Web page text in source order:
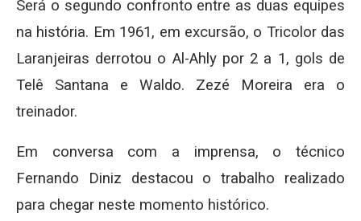
Será o segundo confronto entre as duas equipes
na história. Em 1961, em excursão, o Tricolor das
Laranjeiras derrotou o Al-Ahly por 2 a 1, gols de
Telê Santana e Waldo. Zezé Moreira era o
treinador.
Em conversa com a imprensa, o técnico
Fernando Diniz destacou o trabalho realizado
para chegar neste momento histórico.